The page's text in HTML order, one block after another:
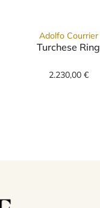
Adolfo Courrier
Turchese Ring
2.230,00 €